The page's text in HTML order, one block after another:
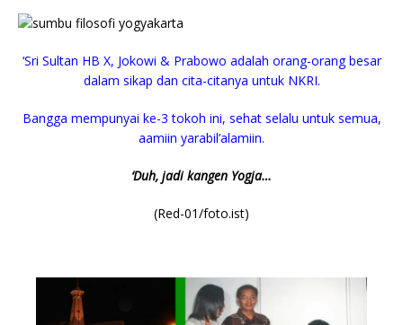
‘Sri Sultan HB X, Jokowi & Prabowo adalah orang-orang besar
dalam sikap dan cita-citanya untuk NKRI.
Bangga mempunyai ke-3 tokoh ini, sehat selalu untuk semua,
aamiin yarabil’alamiin.
‘Duh, jadi kangen Yogja…
(Red-01/foto.ist)